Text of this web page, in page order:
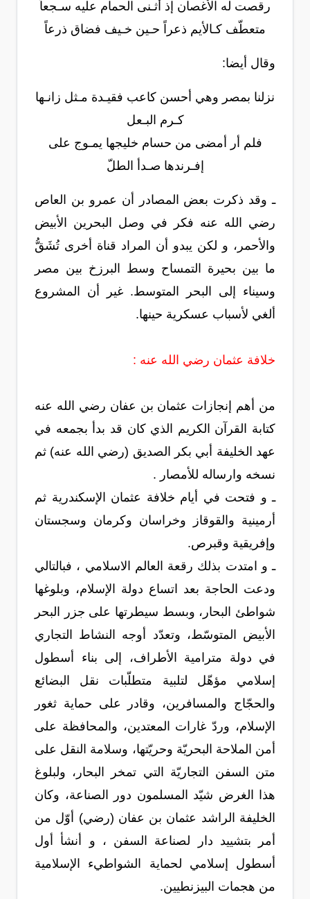
رقصت له الأغصان إذ أثـنى الحمام عليه سـجعاً
متعطّف كـالأيم ذعراً حـين خـيف فضاق ذرعاً
وقال أيضا:
نزلنا بمصر وهي أحسن كاعب فقيـدة مـثل زانـها
كـرم البـعل
فلم أر أمضى من حسام خليجها يمـوج على
إفـرندها صـدأ الطلّ
ـ وقد ذكرت بعض المصادر أن عمرو بن العاص
رضي الله عنه فكر في وصل البحرين الأبيض
والأحمر، و لكن يبدو أن المراد قناة أخرى تُشَقُّ
ما بين بحيرة التمساح وسط البرزخ بين مصر
وسيناء إلى البحر المتوسط. غير أن المشروع
ألغي لأسباب عسكرية حينها.
خلافة عثمان رضي الله عنه :
من أهم إنجازات عثمان بن عفان رضي الله عنه
كتابة القرآن الكريم الذي كان قد بدأ بجمعه في
عهد الخليفة أبي بكر الصديق (رضي الله عنه) ثم
نسخه وارساله للأمصار .
ـ و فتحت في أيام خلافة عثمان الإسكندرية ثم
أرمينية والقوقاز وخراسان وكرمان وسجستان
وإفريقية وقبرص.
ـ و امتدت بذلك رقعة العالم الاسلامي ، فبالتالي
ودعت الحاجة بعد اتساع دولة الإسلام، وبلوغها
شواطئ البحار، وبسط سيطرتها على جزر البحر
الأبيض المتوسّط، وتعدّد أوجه النشاط التجاري
في دولة مترامية الأطراف، إلى بناء أسطول
إسلامي مؤهّل لتلبية متطلّبات نقل البضائع
والحجّاج والمسافرين، وقادر على حماية ثغور
الإسلام، وردّ غارات المعتدين، والمحافظة على
أمن الملاحة البحريّة وحريّتها، وسلامة النقل على
متن السفن التجاريّة التي تمخر البحار، ولبلوغ
هذا الغرض شيّد المسلمون دور الصناعة، وكان
الخليفة الراشد عثمان بن عفان (رضي) أوّل من
أمر بتشييد دار لصناعة السفن ، و أنشأ أول
أسطول إسلامي لحماية الشواطيء الإسلامية
من هجمات البيزنطيين.